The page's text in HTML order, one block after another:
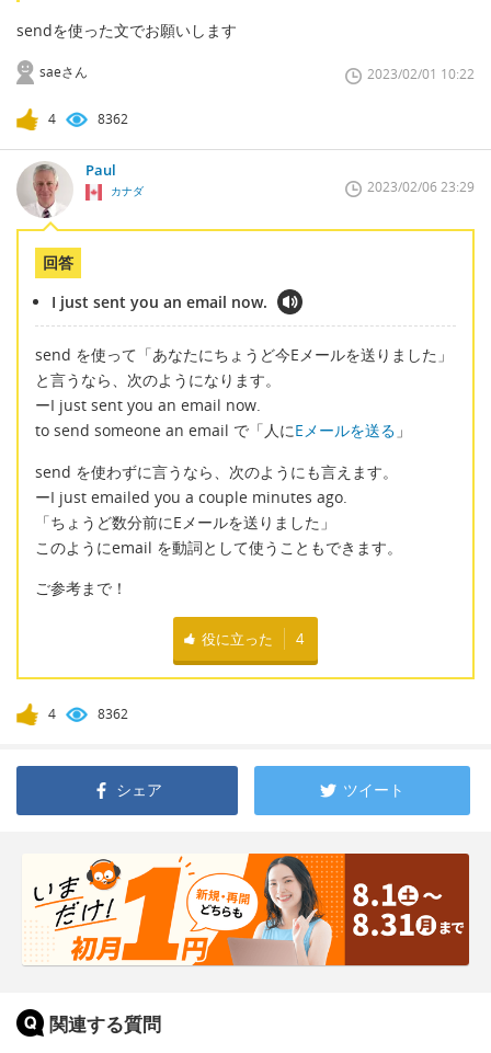
sendを使った文でお願いします
saeさん 2023/02/01 10:22
4 8362
Paul
カナダ 2023/02/06 23:29
回答
I just sent you an email now.
send を使って「あなたにちょうど今Eメールを送りました」
と言うなら、次のようになります。
ーI just sent you an email now.
to send someone an email で「人にEメールを送る 」
send を使わずに言うなら、次のようにも言えます。
ーI just emailed you a couple minutes ago.
「ちょうど数分前にEメールを送りました」
このようにemail を動詞として使うこともできます。
ご参考まで！
役に立った 4
4 8362
シェア ツイート
関連する質問